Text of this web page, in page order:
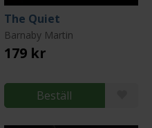
The Quiet
Barnaby Martin
179 kr
Beställ